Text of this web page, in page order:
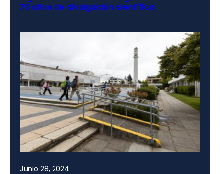
70 años de divulgación científica
Junio 28, 2024